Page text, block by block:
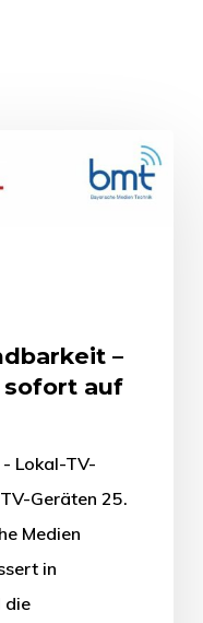
–
sofort auf
Lokal-TV-
Geräten 25.
Medien
in
die